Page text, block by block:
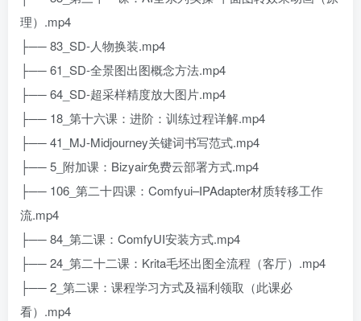
理）.mp4
├── 83_SD-人物换装.mp4
├── 61_SD-全景图出图概念方法.mp4
├── 64_SD-超采样精度放大图片.mp4
├── 18_第十六课：进阶：训练过程详解.mp4
├── 41_MJ-Midjourney关键词书写范式.mp4
├── 5_附加课：Bizyair免费云部署方式.mp4
├── 106_第二十四课：Comfyui–IPAdapter材质转移工作
流.mp4
├── 84_第二课：ComfyUI安装方式.mp4
├── 24_第二十二课：Krita毛坯出图全流程（客厅）.mp4
├── 2_第二课：课程学习方式及福利领取（此课必
看）.mp4